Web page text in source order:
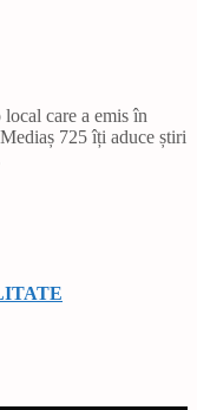
care a emis în
725 îți aduce știri